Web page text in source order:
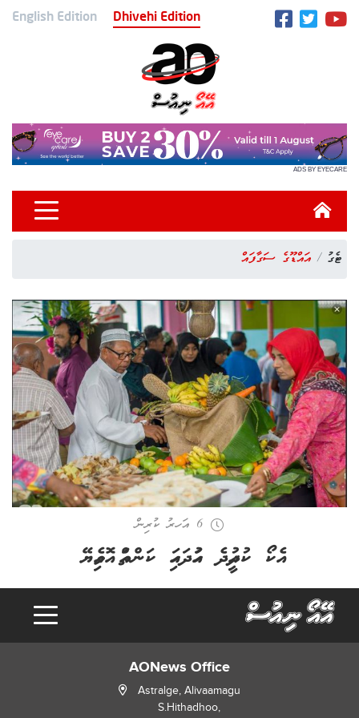
English Edition Dhivehi Edition
ADS BY EYECARE
ޓެގު އައްޑޫގެ ސަގާފައް
6 އަހރު ކުރިން
އެކޯ ކުދުއީދެ ހައުދަހައި ކަންތައް އޮވެއިޔޭ
AONews Office
Astralge, Alivaamagu
S.Hithadhoo,